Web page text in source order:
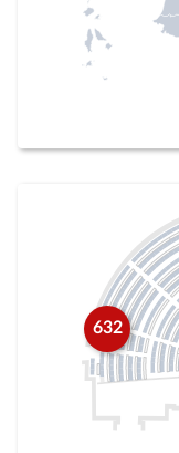
632